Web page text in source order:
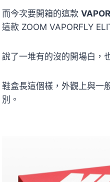
而今次要開箱的這款
這款 ZOOM VAPORFLY
說了一堆有的沒的開場白，
鞋盒長這個樣，外觀上與一
別。